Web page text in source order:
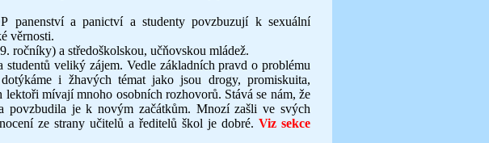
a panictví a studenty povzbuzují k sexuální
věrnosti.
a středoškolskou, učňovskou mládež.
veliký zájem. Vedle základních pravd o problému
i žhavých témat jako jsou drogy, promiskuita,
lektoři mívají mnoho osobních rozhovorů. Stává se nám, že
povzbudila je k novým začátkům. Mnozí zašli ve svých
ze strany učitelů a ředitelů škol je dobré. Viz sekce